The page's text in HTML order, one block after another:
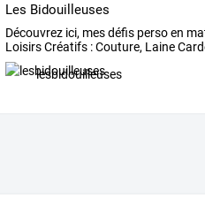
Les Bidouilleuses
Découvrezici,mesdéfispersoen
LoisirsCréatifs:Couture,Laine
Crochet,
lesbidouilleuses